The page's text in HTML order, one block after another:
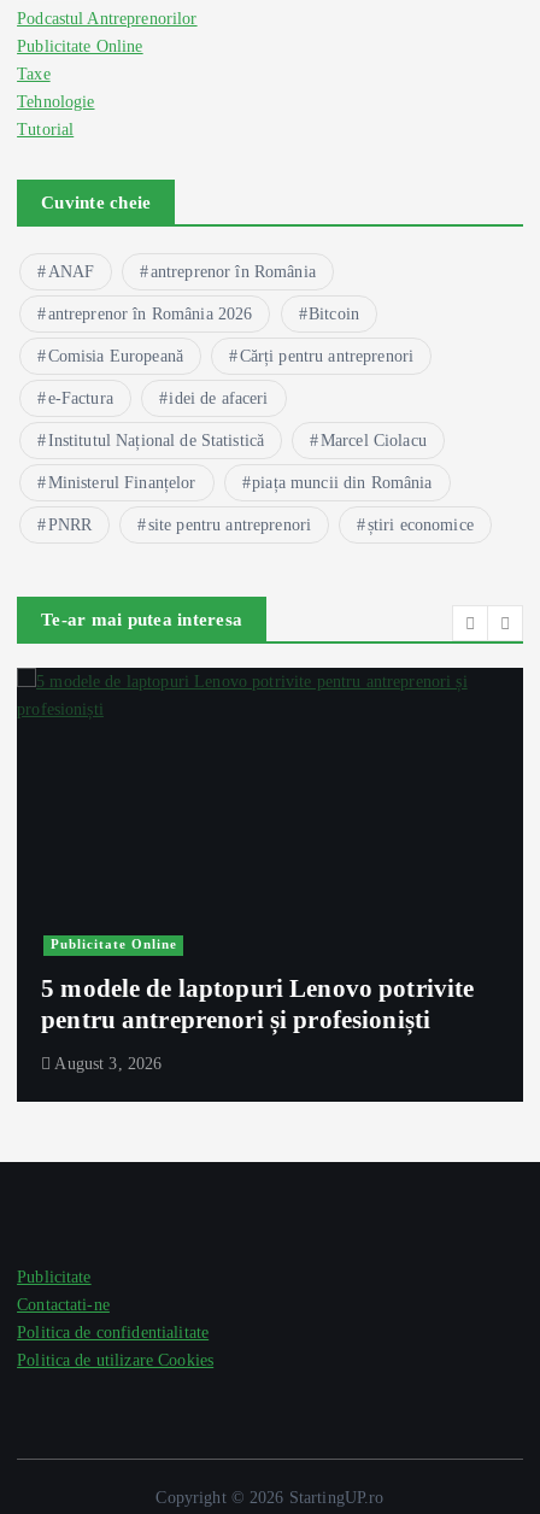
Podcastul Antreprenorilor
Publicitate Online
Taxe
Tehnologie
Tutorial
Cuvinte cheie
ANAF antreprenor în România
antreprenor în România 2026 Bitcoin
Comisia Europeană Cărți pentru antreprenori
e-Factura idei de afaceri
Institutul Național de Statistică Marcel Ciolacu
Ministerul Finanțelor piața muncii din România
PNRR site pentru antreprenori știri economice
Te-ar mai putea interesa
Publicitate Online
5 modele de laptopuri Lenovo potrivite
pentru antreprenori și profesioniști
August 3, 2026
Publicitate
Contactati-ne
Politica de confidentialitate
Politica de utilizare Cookies
Copyright © 2026 StartingUP.ro